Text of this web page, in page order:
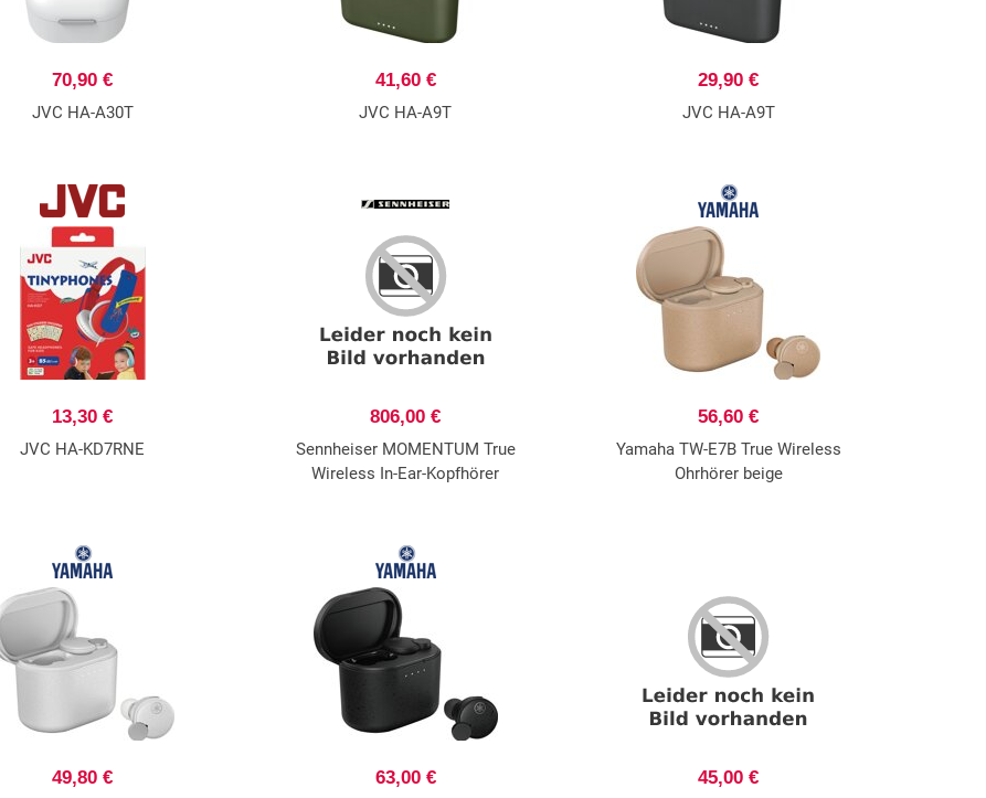
70,90 €
JVC HA-A30T
41,60 €
JVC HA-A9T
29,90 €
JVC HA-A9T
13,30 €
JVC HA-KD7RNE
806,00 €
Sennheiser MOMENTUM True
Wireless In-Ear-Kopfhörer
56,60 €
Yamaha TW-E7B True Wireless
Ohrhörer beige
49,80 € 63,00 € 45,00 €